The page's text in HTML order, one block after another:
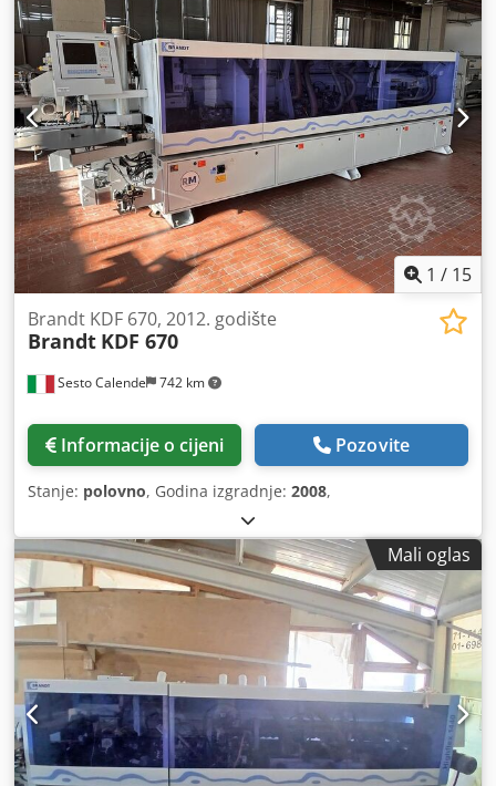
1 / 15
Sesto Calende 742 km
Brandt KDF 670, 2012. godište
Brandt KDF 670
Informacije o cijeni Pozovite
Stanje: polovno, Godina izgradnje: 2008,
Mali oglas